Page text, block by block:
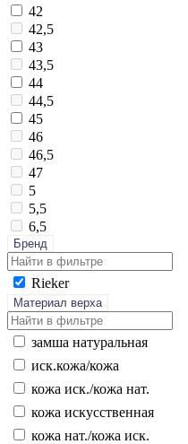
42
42,5
43
43,5
44
44,5
45
46
46,5
47
5
5,5
6,5
Бренд
Ri­eker
Материал верха
зам­ша на­тураль­ная
иск.ко­жа/ко­жа
ко­жа иск./ко­жа нат.
ко­жа ис­кусс­твен­ная
ко­жа нат./ко­жа иск.